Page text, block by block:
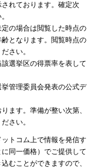
れております。確定次
の場合は閲覧した時点の
となります。閲覧時点の
さい。
選挙区の得票率を表して
管理委員会発表の公式デ
ます。準備が整い次第、
さい。
トコム上で情報を発信す
同一価格）でご提供して
むことができますので、